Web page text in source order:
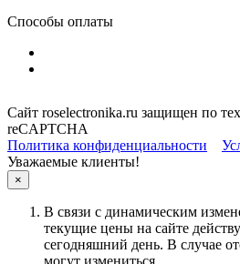
Способы оплаты
Сайт roselectronika.ru защищен по
reCAPTCHA
Политика конфиденциальности
Уважаемые клиенты!
×
В связи с динамическим
текущие цены на сайте
сегодняшний день. В случае